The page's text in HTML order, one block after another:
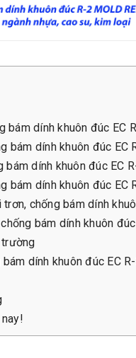
dính khuôn đúc EC
dính khuôn đúc EC
dính khuôn đúc EC
bám dính khuôn đúc EC
chống bám dính
bám dính khuôn đúc
dính khuôn đúc EC